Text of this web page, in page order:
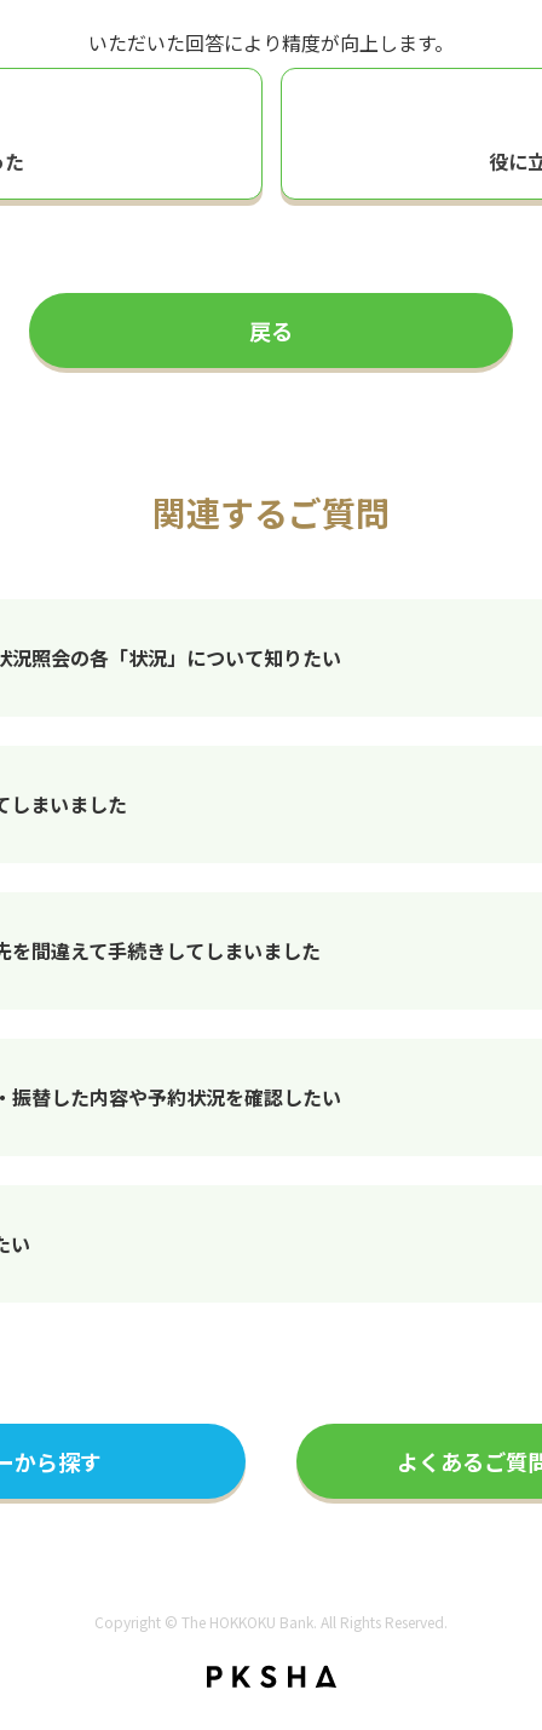
いただいた回答により精度が向上します。
役に
戻る
関連するご質問
照会の各「状況」について知りたい
しまいました
間違えて手続きしてしまいました
替した内容や予約状況を確認したい
い
から探す よくあるご質
Copyright © The HOKKOKU Bank. All Rights Reserved.